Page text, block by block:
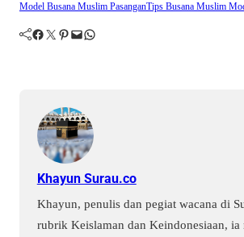
Model Busana Muslim PasanganTips Busana Muslim
Facebook Twitter Pinterest Mail WhatsApp
Khayun Surau.co
Khayun, penulis dan pegiat wacana di
rubrik Keislaman dan Keindonesiaan, ia